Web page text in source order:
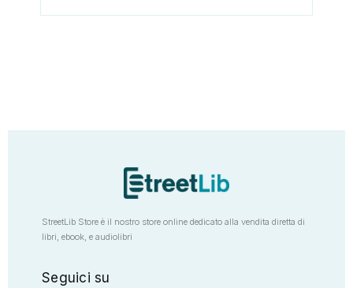
StreetLib Store è il nostro store online dedicato alla vendita diretta di
libri, ebook, e audiolibri
Seguici su